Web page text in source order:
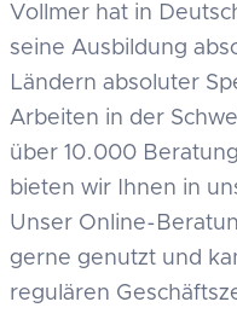
Vollmer hat in
seine Ausbildung
Ländern absoluter
Arbeiten in der
über 10.000
bieten wir Ihnen in
Unser Online-
gerne genutzt und
regulären